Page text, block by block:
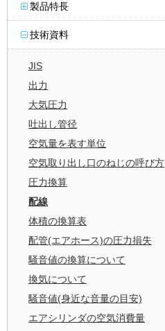
製品特長
技術資料
JIS
出力
大気圧力
吐出し管径
空気量を表す単位
空気取り出し口のねじの呼び方
圧力換算
配線
体積の換算表
配管(エアホース)の圧力損失
騒音値の換算について
換気について
騒音値(身近な音量の目安)
エアシリンダの空気消費量